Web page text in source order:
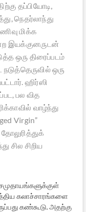
தப்பியோடி,
நெதர்லாந்து
மிக்க
இயக்குனருடன்
ஒரு திரைப்படம்
ஒரு
ஹிர்ஸி
பல வித
வாழ்ந்து
Virgin”
சில சிறிய
கலாச்சாரங்களை
கண்கூடு. அதற்கு